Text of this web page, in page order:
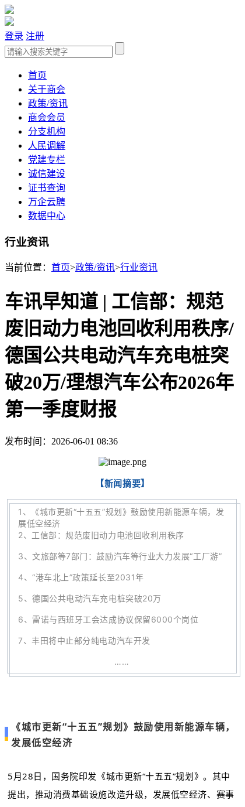
登录 注册
首页
关于商会
政策/资讯
商会会员
分支机构
人民调解
党建专栏
诚信建设
证书查询
万企云聘
数据中心
行业资讯
当前位置： 首页>政策/资讯>行业资讯
车讯早知道 | 工信部：规范
废旧动力电池回收利用秩序/
德国公共电动汽车充电桩突
破20万/理想汽车公布2026年
第一季度财报
发布时间：2026-06-01 08:36
【新闻摘要】
1 、
《城市更新“十五五”规划》鼓励使用新能源车辆，发
展低空经济
2、 工信部：规范废旧动力电池回收利用秩序
3、文旅部等7部门：鼓励汽车等行业大力发展“工厂游”
4、“港车北上”政策延长至2031年
5、德国公共电动汽车充电桩突破20万
6、 雷诺与西班牙工会达成协议保留6000个岗位
7、丰田将中止部分纯电动汽车开发
……
《城市更新“十五五”规划》鼓励使用新能源车辆，
发展低空经济
5月28日，国务院印发《城市更新“十五五”规划》。其中
提出，推动消费基础设施改造升级，发展低空经济、赛事